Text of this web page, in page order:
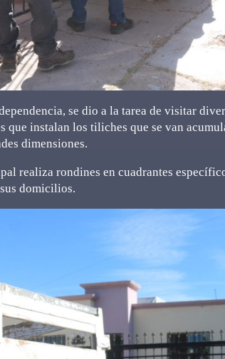
se dio a la tarea de visitar
que instalan los tiliches que se van
dimensiones.
realiza rondines en cuadrantes
domicilios.